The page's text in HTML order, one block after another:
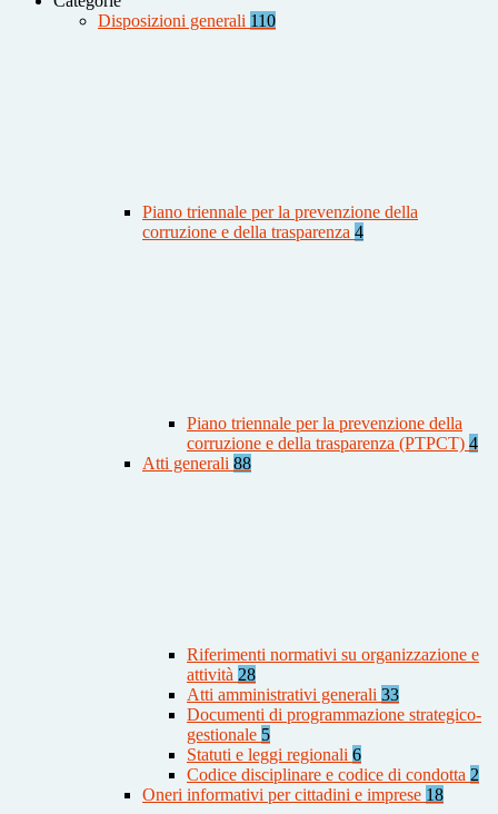
Disposizioni generali 110
Piano triennale per la prevenzione della
corruzione e della trasparenza 4
Piano triennale per la prevenzione della
corruzione e della trasparenza (PTPCT) 4
Atti generali 88
Riferimenti normativi su organizzazione e
attività 28
Atti amministrativi generali 33
Documenti di programmazione strategico-
gestionale 5
Statuti e leggi regionali 6
Codice disciplinare e codice di condotta 2
Oneri informativi per cittadini e imprese 18